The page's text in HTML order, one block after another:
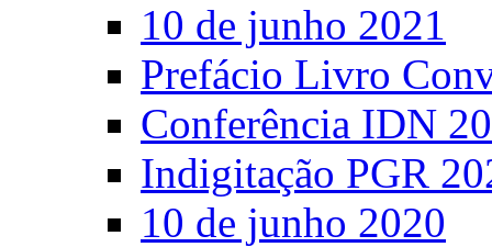
10 de junho 2021
Prefácio Livro
Conferência IDN
Indigitação PGR
10 de junho 2020